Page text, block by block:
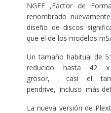
NGFF ,Factor de
renombrado
diseño de discos
que el de los modelos
Un tamaño habitual de
reducido hasta
grosor, casi el
pendrive, incluso más
La nueva versión de